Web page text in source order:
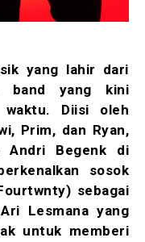
yang lahir dari
band yang kini
Diisi oleh
Prim, dan Ryan,
Andri Begenk di
sosok
sebagai
Lesmana yang
untuk memberi